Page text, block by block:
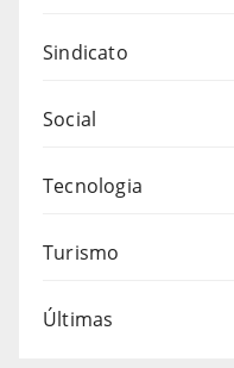
Sindicato
Social
Tecnologia
Turismo
Últimas